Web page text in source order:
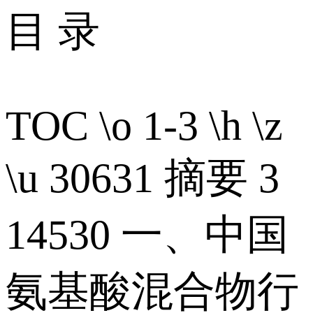
目 录
TOC \o 1-3 \h \z
\u 30631 摘要 3
14530 一、中国
氨基酸混合物行